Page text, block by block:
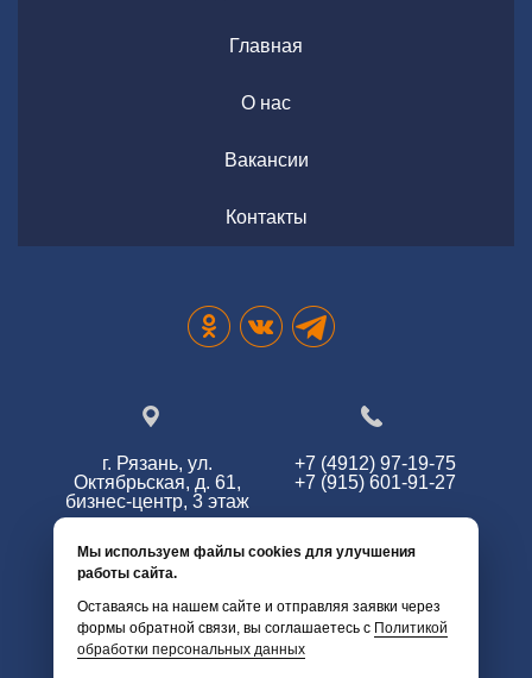
Главная
О нас
Вакансии
Контакты
г. Рязань, ул.
Октябрьская, д. 61,
бизнес-центр, 3 этаж
+7 (4912) 97-19-75
+7 (915) 601-91-27
info@zg62.ru
Мы используем файлы cookies для улучшения
работы сайта.
Оставаясь на нашем сайте и отправляя заявки через
формы обратной связи, вы соглашаетесь с Политикой
обработки персональных данных